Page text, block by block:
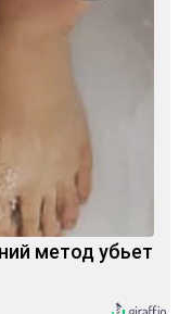
метод убьет